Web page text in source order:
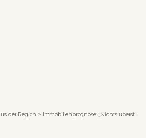
der Region > Immobilienprognose: „Nichts überstürzen, aber auch nicht zu lange auf bessere Zeiten warten, wenn die Pläne klar sind“